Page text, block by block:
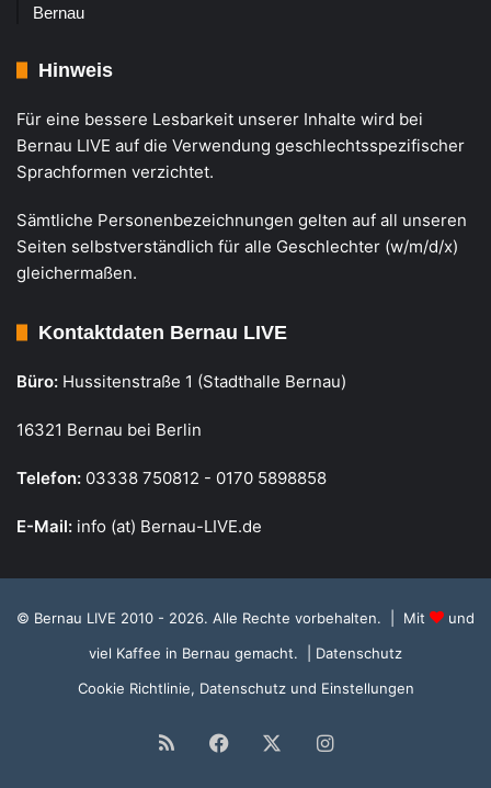
Bernau
Hinweis
Für eine bessere Lesbarkeit unserer Inhalte wird bei
Bernau LIVE auf die Verwendung geschlechtsspezifischer
Sprachformen verzichtet.
Sämtliche Personenbezeichnungen gelten auf all unseren
Seiten selbstverständlich für alle Geschlechter (w/m/d/x)
gleichermaßen.
Kontaktdaten Bernau LIVE
Büro: Hussitenstraße 1 (Stadthalle Bernau)
16321 Bernau bei Berlin
Telefon: 03338 750812 - 0170 5898858
E-Mail: info (at) Bernau-LIVE.de
© Bernau LIVE 2010 - 2026. Alle Rechte vorbehalten. | Mit
und
viel Kaffee in Bernau gemacht.
| Datenschutz
Cookie Richtlinie, Datenschutz und Einstellungen
RSS Facebook Instagram